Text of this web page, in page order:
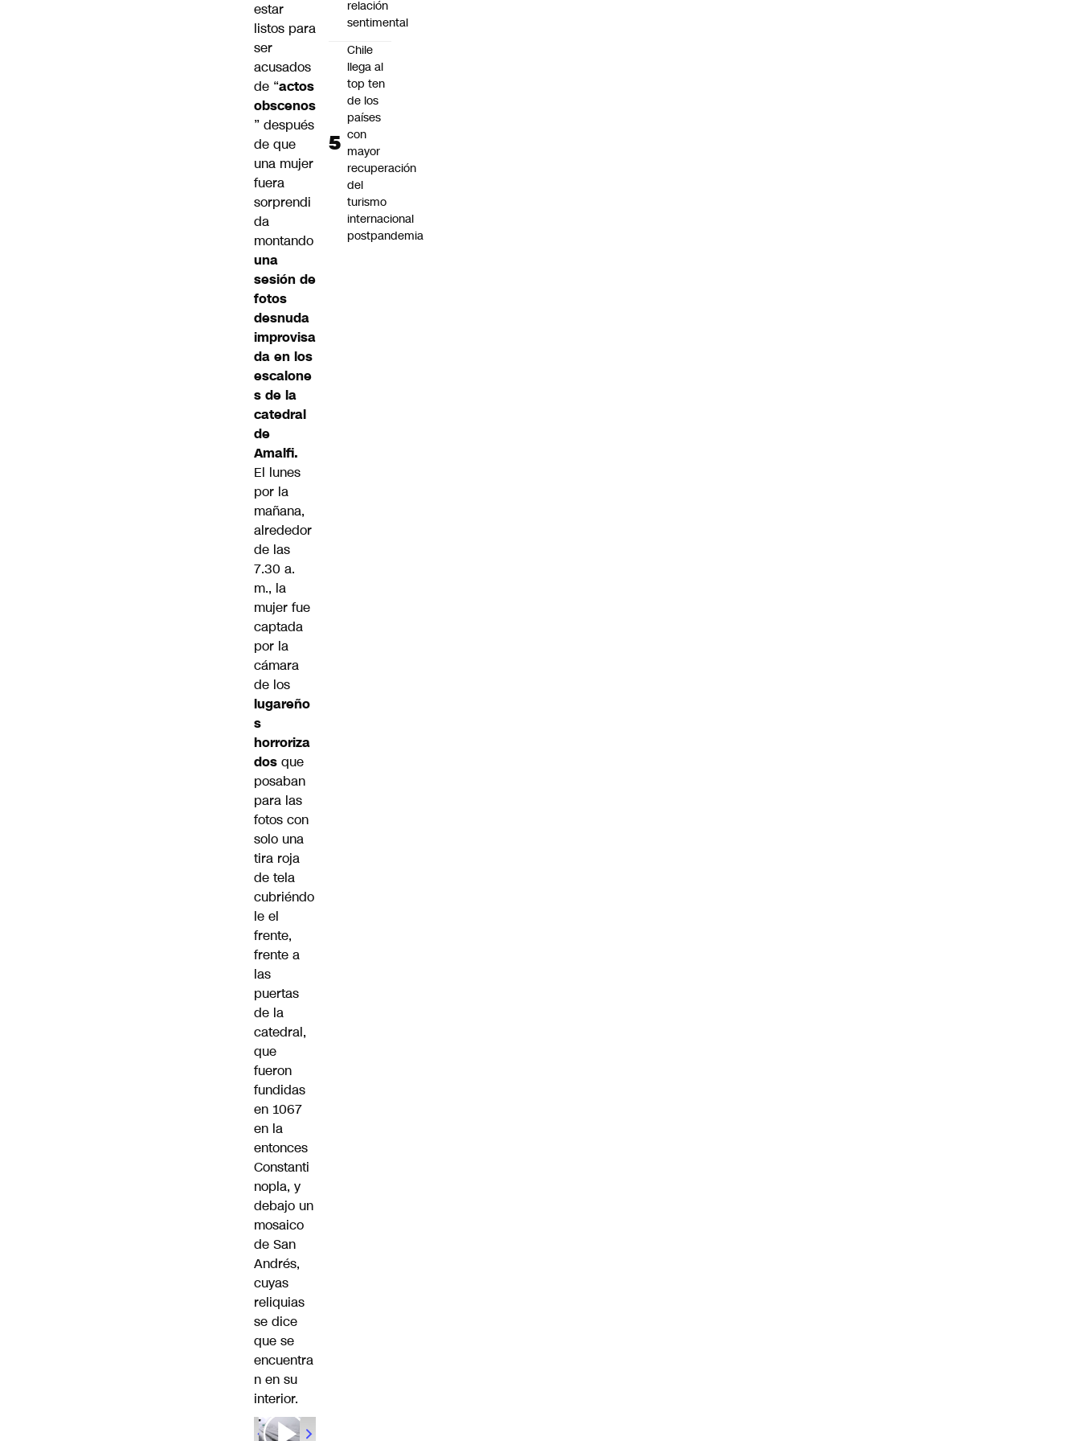
estar
listos para
ser
acusados ​​
de “actos
obscenos
” después
de que
una mujer
fuera
sorprendi
da
montando
una
sesión de
fotos
desnuda
improvisa
da en los
escalone
s de la
catedral
de
Amalfi.
El lunes
por la
mañana,
alrededor
de las
7.30 a.
m., la
mujer fue
captada
por la
cámara
de los
lugareño
s
horroriza
dos que
posaban
para las
fotos con
solo una
tira roja
de tela
cubriéndo
le el
frente,
frente a
las
puertas
de la
catedral,
que
fueron
fundidas
en 1067
en la
entonces
Constanti
nopla, y
debajo un
mosaico
de San
Andrés,
cuyas
reliquias
se dice
que se
encuentra
n en su
interior.
relación
sentimental
Chile
llega al
top ten
de los
países
con
mayor
recuperación
del
turismo
internacional
postpandemia